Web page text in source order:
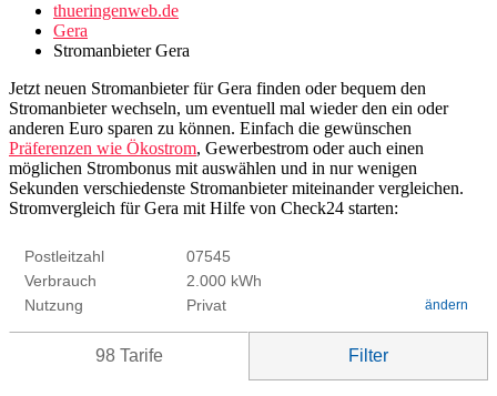
thueringenweb.de
Gera
Stromanbieter Gera
Jetzt neuen Stromanbieter für Gera finden oder bequem den
Stromanbieter wechseln, um eventuell mal wieder den ein oder
anderen Euro sparen zu können. Einfach die gewünschen
Präferenzen wie Ökostrom, Gewerbestrom oder auch einen
möglichen Strombonus mit auswählen und in nur wenigen
Sekunden verschiedenste Stromanbieter miteinander vergleichen.
Stromvergleich für Gera mit Hilfe von Check24 starten: